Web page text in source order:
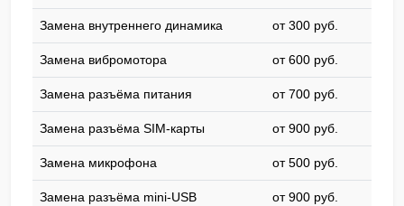
Замена внутреннего динамика от 300 pyб.
Замена вибромотора от 600 pyб.
Замена разъёма питания от 700 pyб.
Замена разъёма SIM-карты от 900 pyб.
Замена микрофона от 500 pyб.
Замена разъёма mini-USB от 900 pyб.